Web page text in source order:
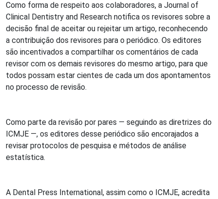
Como forma de respeito aos colaboradores, a Journal of
Clinical Dentistry and Research notifica os revisores sobre a
decisão final de aceitar ou rejeitar um artigo, reconhecendo
a contribuição dos revisores para o periódico. Os editores
são incentivados a compartilhar os comentários de cada
revisor com os demais revisores do mesmo artigo, para que
todos possam estar cientes de cada um dos apontamentos
no processo de revisão.
Como parte da revisão por pares — seguindo as diretrizes do
ICMJE —, os editores desse periódico são encorajados a
revisar protocolos de pesquisa e métodos de análise
estatística.
A Dental Press International, assim como o ICMJE, acredita